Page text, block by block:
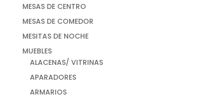
MESAS DE CENTRO
MESAS DE COMEDOR
MESITAS DE NOCHE
MUEBLES
ALACENAS/ VITRINAS
APARADORES
ARMARIOS